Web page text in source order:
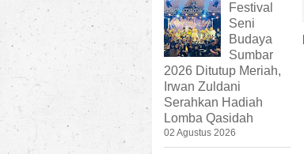
Festival
Seni
Budaya
Sumbar
2026 Ditutup Meriah,
Irwan Zuldani
Serahkan Hadiah
Lomba Qasidah
02 Agustus 2026